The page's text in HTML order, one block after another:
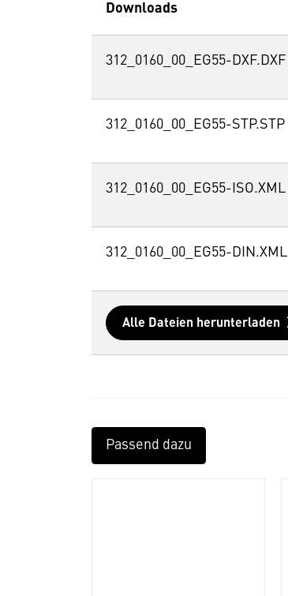
Downloads
312_0160_00_EG55-DXF.DXF
312_0160_00_EG55-STP.STP
312_0160_00_EG55-ISO.XML
312_0160_00_EG55-DIN.XML
Alle Dateien herunterladen
Passend dazu